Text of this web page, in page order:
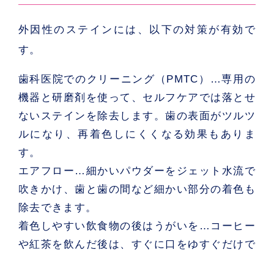
外因性のステインには、以下の対策が有効で
す。
歯科医院でのクリーニング（PMTC）
…専用の
機器と研磨剤を使って、セルフケアでは落とせ
ないステインを除去します。歯の表面がツルツ
ルになり、再着色しにくくなる効果もありま
す。
エアフロー …細かいパウダーをジェット水流で
吹きかけ、歯と歯の間など細かい部分の着色も
除去できます。
着色しやすい飲食物の後はうがいを …コーヒー
や紅茶を飲んだ後は、すぐに口をゆすぐだけで